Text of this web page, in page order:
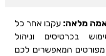
מלאה: עקבו אחר כל
בכרטיסים וניהול
מפורטים המאפשרים לכם